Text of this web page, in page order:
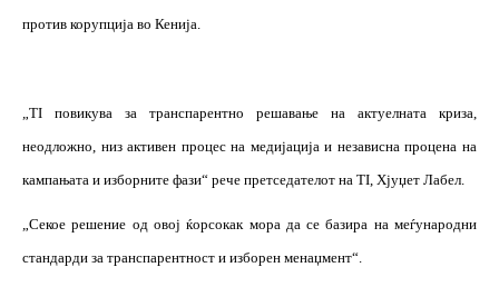
против корупција во Кенија.
„TI
повикува за транспарентно решавање на актуелната криза,
неодложно, низ активен процес на медијација и независна процена на
кампањата и изборните фази“ рече претседателот на TI, Хјуџет Лабел.
„Секое решение од овој ќорсокак мора да се базира на меѓународни
стандарди за транспарентност и изборен менаџмент“.